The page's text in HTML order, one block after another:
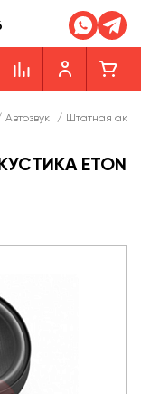
Автозвук / Штатная
ETON